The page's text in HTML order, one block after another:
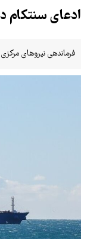
ادعای سنتکام
فرماندهی نیروهای